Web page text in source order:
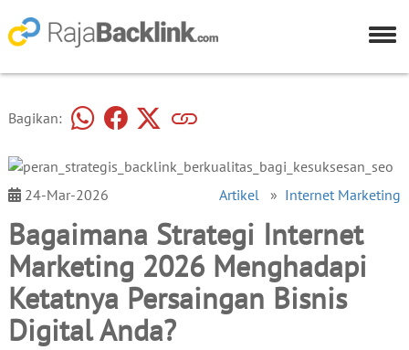
Bagikan:
24-Mar-2026 Artikel » Internet Marketing
Bagaimana Strategi Internet
Marketing 2026 Menghadapi
Ketatnya Persaingan Bisnis
Digital Anda?